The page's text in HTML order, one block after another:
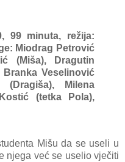
99 minuta, režija:
Miodrag Petrović
(Miša), Dragutin
Veselinović
(Dragiša), Milena
(tetka Pola),
Mišu da se useli u
njega već se uselio vječiti